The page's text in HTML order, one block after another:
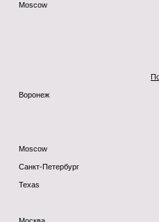
Moscow
Воронеж
Moscow
Санкт-Петербург
Texas